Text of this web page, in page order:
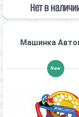
Нет в
Машинка
New